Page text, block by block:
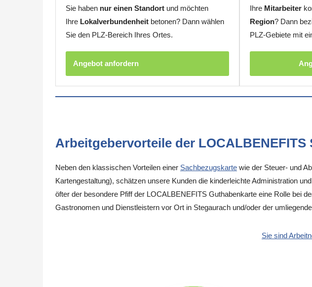
Sie haben nur einen Standort und möchten
Ihre Lokalverbundenheit betonen? Dann wählen
Sie den PLZ-Bereich Ihres Ortes.
Angebot anfordern
Ihre Mitarbeiter
Region? Dann
PLZ-Gebiete mit
Arbeitgebervorteile der
Neben den klassischen Vorteilen einer Sachbezugskarte wie der Steuer- und
Kartengestaltung), schätzen unsere Kunden die kinderleichte Administration
öfter der besondere Pfiff der LOCALBENEFITS Guthabenkarte eine Rolle bei
Gastronomen und Dienstleistern vor Ort in Stegaurach und/oder der
Sie sind